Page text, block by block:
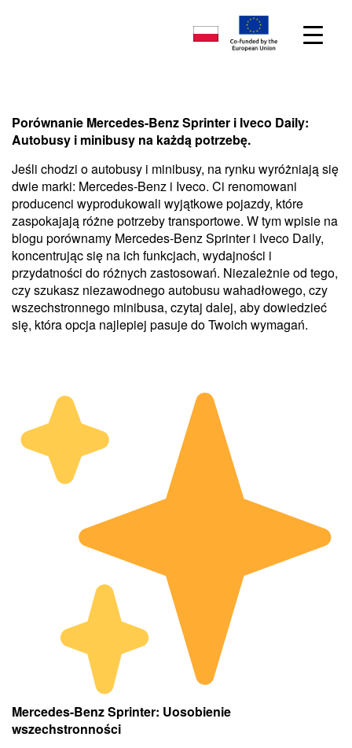
Porównanie Mercedes-Benz Sprinter i Iveco Daily:
Autobusy i minibusy na każdą potrzebę.
Jeśli chodzi o autobusy i minibusy, na rynku wyróżniają się
dwie marki: Mercedes-Benz i Iveco. Ci renomowani
producenci wyprodukowali wyjątkowe pojazdy, które
zaspokajają różne potrzeby transportowe. W tym wpisie na
blogu porównamy Mercedes-Benz Sprinter i Iveco Daily,
koncentrując się na ich funkcjach, wydajności i
przydatności do różnych zastosowań. Niezależnie od tego,
czy szukasz niezawodnego autobusu wahadłowego, czy
wszechstronnego minibusa, czytaj dalej, aby dowiedzieć
się, która opcja najlepiej pasuje do Twoich wymagań.
Mercedes-Benz Sprinter: Uosobienie
wszechstronności